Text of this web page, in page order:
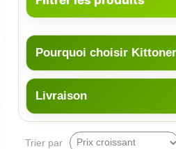
Pourquoi choisir
Livraison
Trier par